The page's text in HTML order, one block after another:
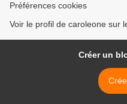
Préférences cookies
Voir le profil de caroleone sur
Créer un